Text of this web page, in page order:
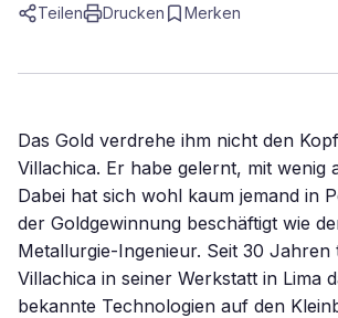
Teilen Drucken Merken
Das Gold verdrehe ihm nicht den
Villachica. Er habe gelernt, mit wenig
Dabei hat sich wohl kaum jemand in
der Goldgewinnung beschäftigt wie
Metallurgie-Ingenieur. Seit 30 Jahren
Villachica in seiner Werkstatt in Lima
bekannte Technologien auf den